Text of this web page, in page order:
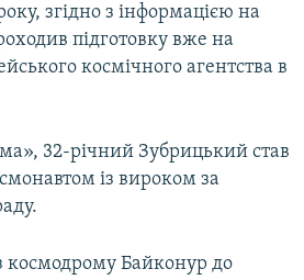
згідно з інформацією на
підготовку вже на
космічного агентства в
32-річний Зубрицький став
із вироком за
космодрому Байконур до